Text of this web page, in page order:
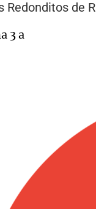
Redonditos de
3 a